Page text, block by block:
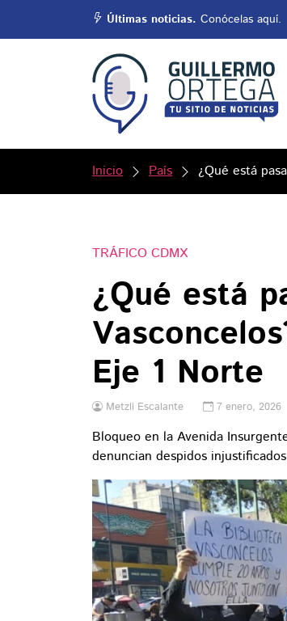
Últimas noticias. Conócelas aquí.
Inicio País ¿Qué está
TRÁFICO CDMX
¿Qué está
Eje 1 Norte
Metzli Escalante 7 enero, 2026
Bloqueo en la Avenida
denuncian despidos